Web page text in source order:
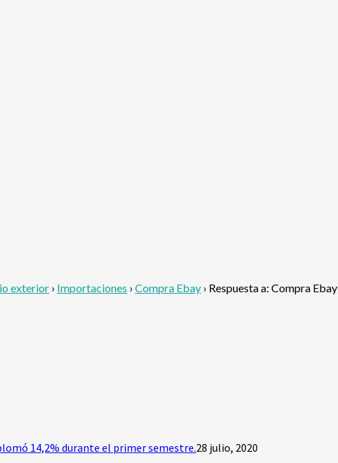
exterior › Importaciones › Compra Ebay › Respuesta a: Compra Ebay
14,2% durante el primer semestre.28 julio, 2020